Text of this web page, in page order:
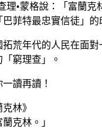
理•蒙格說：「富蘭
菲特最忠實信徒」
拓荒年代的人民在面
窮理查」。
讀再讀！
林》
克林。」